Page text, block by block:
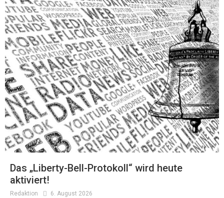
Das „Liberty-Bell-Protokoll“ wird heute
aktiviert!
Redaktion 6. August 2026